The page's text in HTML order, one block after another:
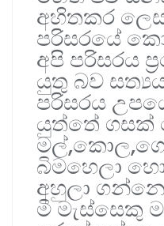
අහිතකර
පරිසරයේ
අපි පරිසරය
යුතු බව
පරිසරය
යුත්තේ ගසක්
බිමහෙලා
අහුලා
මී මැස්සෙකු